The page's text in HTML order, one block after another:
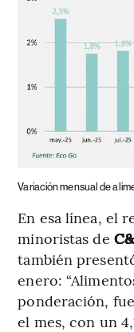
Variación mensual de
En esa línea, el
minoristas de
también
enero:
ponderación,
el mes, con un